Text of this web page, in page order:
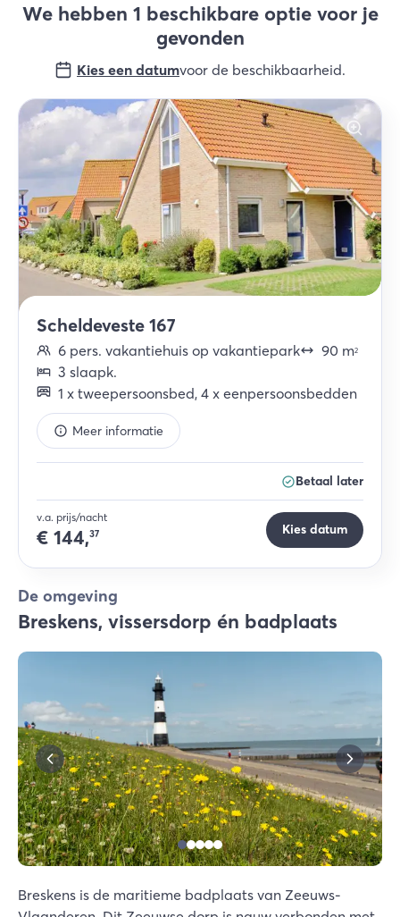
We hebben 1 beschikbare optie voor je
gevonden
Kies een datumvoor de beschikbaarheid.
Scheldeveste 167
6 pers. vakantiehuis op vakantiepark 90 m2
3 slaapk.
1 x tweepersoonsbed, 4 x eenpersoonsbedden
Meer informatie
Betaal later
v.a. prijs/nacht
€ 144,37 Kies datum
De omgeving
Breskens, vissersdorp én badplaats
Breskens is de maritieme badplaats van Zeeuws-